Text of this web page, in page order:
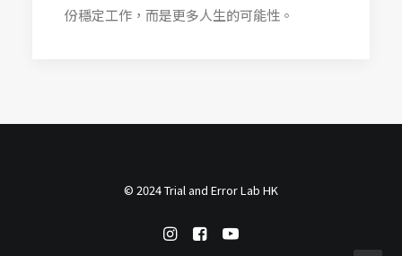
份穩定工作，而是更多人生的可能性。
© 2024 Trial and Error Lab HK